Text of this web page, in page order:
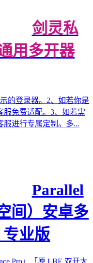
剑灵私
用多开器
的登录器。2、如若你是
服免费适配。3、如若需
服进行专属定制。多...
Parallel
间）安卓多
专业版
Pro」「原 LBE 双开大